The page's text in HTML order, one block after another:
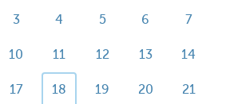
3 4 5 6 7
10 11 12 13 14
17 18 19 20 21